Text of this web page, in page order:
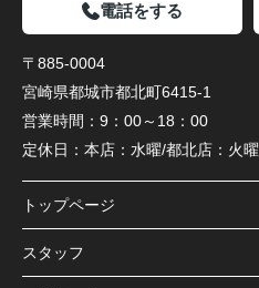
電話をする
〒885-0004
宮崎県都城市都北町6415-1
営業時間： 9：00～18：00
定休日： 本店：水曜/都北店：火曜
トップページ
スタッフ